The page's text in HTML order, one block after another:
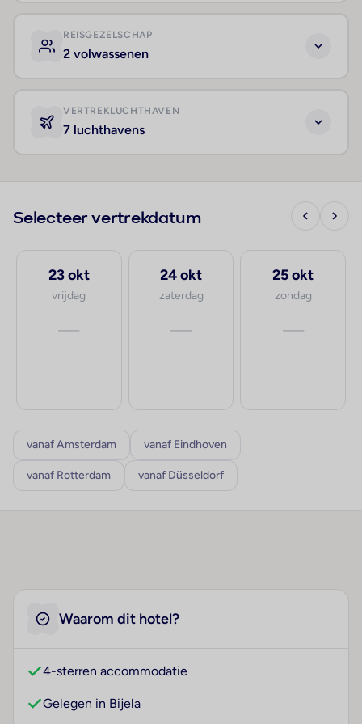
REISGEZELSCHAP
2 volwassenen
VERTREKLUCHTHAVEN
7 luchthavens
Selecteer vertrekdatum
23 okt
vrijdag
—
24 okt
zaterdag
—
25 okt
zondag
—
vanaf Amsterdam vanaf Eindhoven
vanaf Rotterdam vanaf Düsseldorf
Waarom dit hotel?
4-sterren accommodatie
Gelegen in Bijela